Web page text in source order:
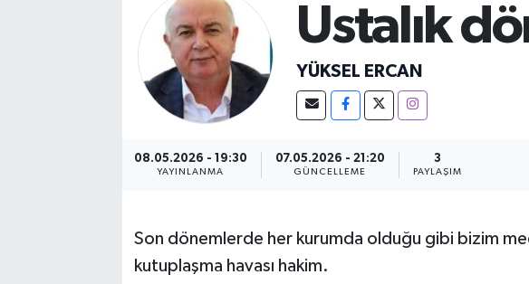
Ustalık
YÜKSEL ERCAN
08.05.2026 - 19:30
YAYINLANMA
07.05.2026 - 21:20
GÜNCELLEME
3
PAYLAŞIM
Son dönemlerde her kurumda olduğu gibi bizim
kutuplaşma havası hakim.